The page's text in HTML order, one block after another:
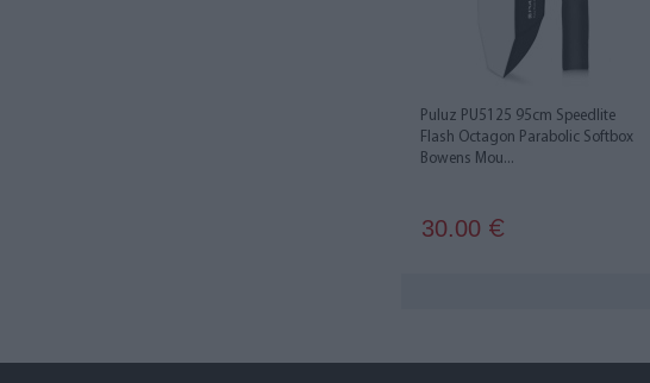
Puluz PU5125 95cm Speedlite
Flash Octagon Parabolic Softbox
Bowens Mou...
30.00 €